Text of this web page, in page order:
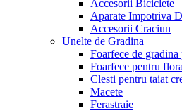
Accesorii Biciclete
Aparate Impotriva
Accesorii Craciun
Unelte de Gradina
Foarfece de gradina
Foarfece pentru
Clesti pentru taiat
Macete
Ferastraie